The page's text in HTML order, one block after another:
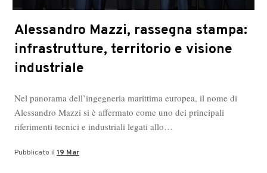
Alessandro Mazzi, rassegna stampa:
infrastrutture, territorio e visione
industriale
Nel panorama dell’ingegneria marittima europea, il nome di
Alessandro Mazzi si è affermato come uno dei principali
riferimenti tecnici e industriali legati allo…
Pubblicato il 19 Mar